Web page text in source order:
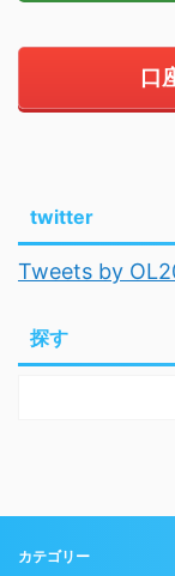
口
twitter
Tweets by
探す
カテゴリー